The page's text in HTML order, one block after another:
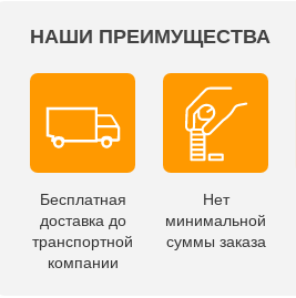
НАШИ ПРЕИМУЩЕСТВА
Бесплатная
доставка до
транспортной
компании
Нет
минимальной
суммы заказа